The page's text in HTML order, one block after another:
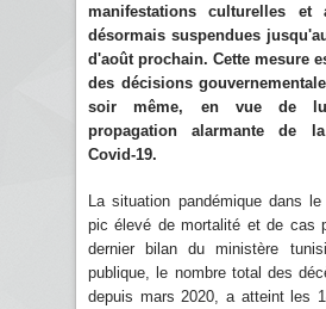
manifestations culturelles et
désormais suspendues
d'août prochain. Cette mesure
des décisions
soir même, en vue de
propagation alarmante de
Covid-19.
La situation pandémique dans
pic élevé de mortalité et de cas
dernier bilan du ministère
publique, le nombre total des
depuis mars 2020, a atteint les